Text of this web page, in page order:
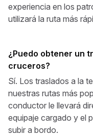
experiencia en los
utilizará la ruta más
¿Puedo obtener un
cruceros?
Sí. Los traslados a la
nuestras rutas más
conductor le llevará
equipaje cargado y el
subir a bordo.